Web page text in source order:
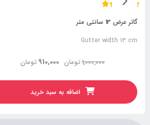
گاتر عرض 13 سانتی متر
Gutter width 13 cm
تومان1,000,000 تومان910,000
اضافه به سبد خرید